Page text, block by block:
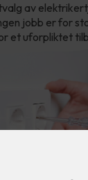
av
jobb er for
et uforpliktet